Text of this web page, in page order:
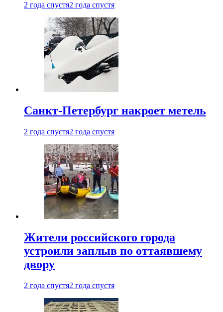
2 года спустя2 года спустя
Санкт-Петербург накроет метель
2 года спустя2 года спустя
Жители российского города
устроили заплыв по оттаявшему
двору
2 года спустя2 года спустя